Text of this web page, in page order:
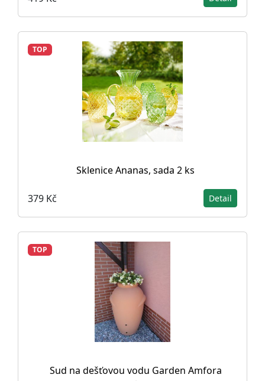
TOP
Sklenice Ananas, sada 2 ks
379 Kč Detail
TOP
Sud na dešťovou vodu Garden Amfora